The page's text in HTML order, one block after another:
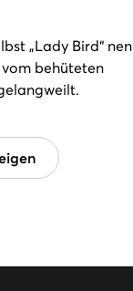
„Lady Bird“
behüteten